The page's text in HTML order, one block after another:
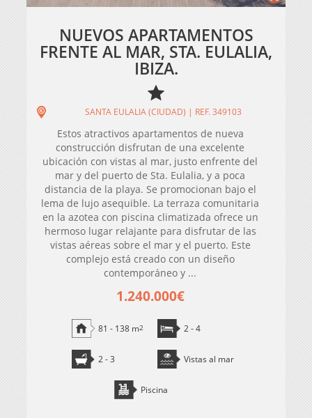
NUEVOS APARTAMENTOS
FRENTE AL MAR, STA. EULALIA,
IBIZA.
SANTA EULALIA (CIUDAD) | REF. 349103
Estos atractivos apartamentos de nueva
construcción disfrutan de una excelente
ubicación con vistas al mar, justo enfrente del
mar y del puerto de Sta. Eulalia, y a poca
distancia de la playa. Se promocionan bajo el
lema de lujo asequible. La terraza comunitaria
en la azotea con piscina climatizada ofrece un
hermoso lugar relajante para disfrutar de las
vistas aéreas sobre el mar y el puerto. Este
complejo está creado con un diseño
contemporáneo y ...
1.240.000€
81 - 138 m2 2 - 4
2 - 3 Vistas al mar
Piscina